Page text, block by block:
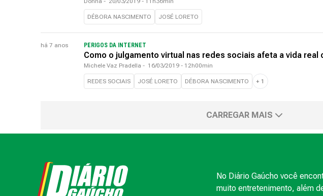
DÉBORA NASCIMENTO JOSÉ LORETO
há 7 anos PERIGOS DA INTERNET
Como o julgamento virtual nas redes sociais afeta a vida real
Michele Vaz Pradella - 16/03/2019 - 12h00min
REDES SOCIAIS JOSÉ LORETO DÉBORA NASCIMENTO + 1
CARREGAR MAIS
No Diário Gaúcho você
muito entretenimento, além